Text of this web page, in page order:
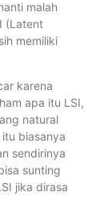
malah
(Latent
memiliki
karena
apa itu LSI,
natural
biasanya
sendirinya
sunting
jika dirasa